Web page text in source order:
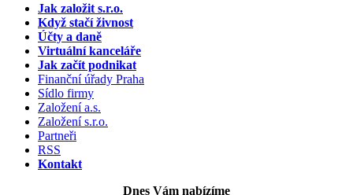
Jak založit s.r.o.
Když stačí živnost
Účty a daně
Virtuální kanceláře
Jak začít podnikat
Finanční úřady Praha
Sídlo firmy
Založení a.s.
Založení s.r.o.
Partneři
RSS
Kontakt
Dnes Vám nabízíme